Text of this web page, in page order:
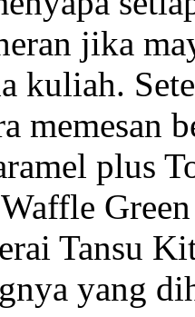
jika
kuliah.
memesan
plus
Tansu
yang